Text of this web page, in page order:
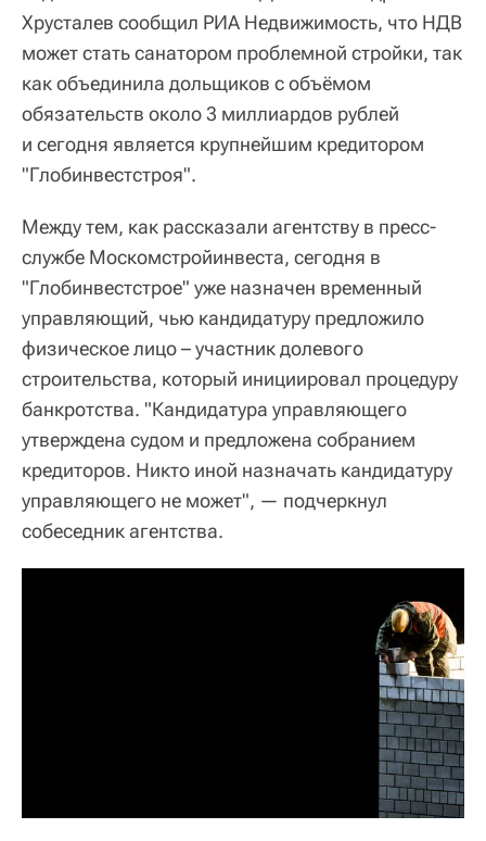
Хрусталев сообщил РИА Недвижимость, что НДВ
может стать санатором проблемной стройки, так
как объединила дольщиков с объёмом
обязательств около 3 миллиардов рублей
и сегодня является крупнейшим кредитором
"Глобинвестстроя".
Между тем, как рассказали агентству в пресс-
службе Москомстройинвеста, сегодня в
"Глобинвестстрое" уже назначен временный
управляющий, чью кандидатуру предложило
физическое лицо – участник долевого
строительства, который инициировал процедуру
банкротства. "Кандидатура управляющего
утверждена судом и предложена собранием
кредиторов. Никто иной назначать кандидатуру
управляющего не может", — подчеркнул
собеседник агентства.